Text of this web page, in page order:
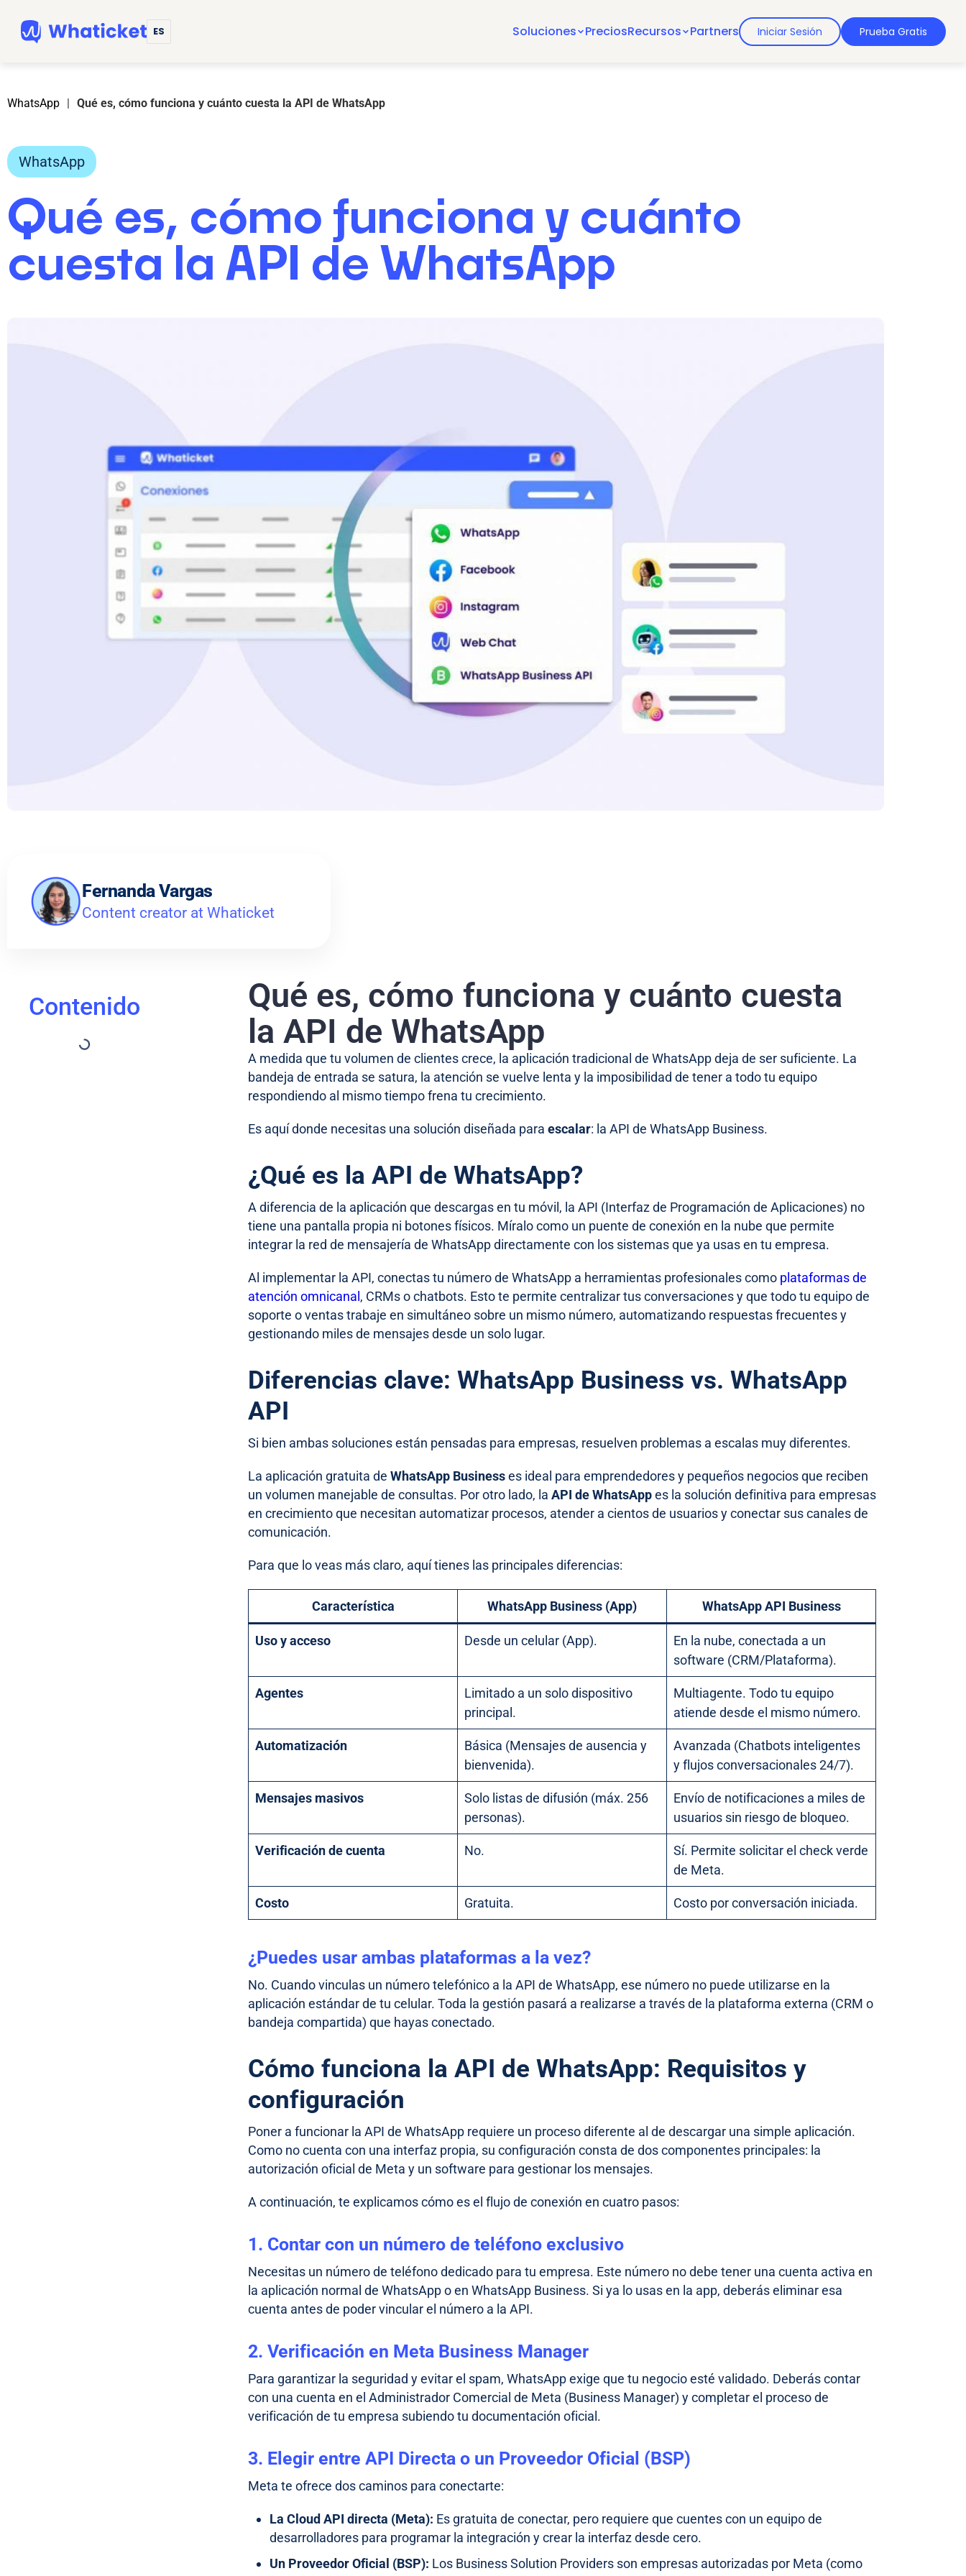
ES Soluciones PreciosRecursos Partners Iniciar Sesión Prueba Gratis
WhatsApp | Qué es, cómo funciona y cuánto cuesta la API de WhatsApp
WhatsApp
Qué es, cómo funciona y cuánto
cuesta la API de WhatsApp
Fernanda Vargas
Content creator at Whaticket
Contenido
Qué es, cómo funciona y cuánto cuesta
la API de WhatsApp
A medida que tu volumen de clientes crece, la aplicación tradicional de WhatsApp deja de ser suficiente. La
bandeja de entrada se satura, la atención se vuelve lenta y la imposibilidad de tener a todo tu equipo
respondiendo al mismo tiempo frena tu crecimiento.
Es aquí donde necesitas una solución diseñada paraescalar: la API de WhatsApp Business.
¿Qué es la API de WhatsApp?
A diferencia de la aplicación que descargas en tu móvil, la API (Interfaz de Programación de Aplicaciones) no
tiene una pantalla propia ni botones físicos. Míralo como un puente de conexión en la nube que permite
integrar la red de mensajería de WhatsApp directamente con los sistemas que ya usas en tu empresa.
Al implementar la API, conectas tu número de WhatsApp a herramientas profesionales como plataformas de
atención omnicanal , CRMs o chatbots. Esto te permite centralizar tus conversaciones y que todo tu equipo de
soporte o ventas trabaje en simultáneo sobre un mismo número, automatizando respuestas frecuentes y
gestionando miles de mensajes desde un solo lugar.
Diferencias clave: WhatsApp Business vs. WhatsApp
API
Si bien ambas soluciones están pensadas para empresas, resuelven problemas a escalas muy diferentes.
La aplicación gratuita deWhatsApp Businesses ideal para emprendedores y pequeños negocios que reciben
un volumen manejable de consultas. Por otro lado, laAPI de WhatsAppes la solución definitiva para empresas
en crecimiento que necesitan automatizar procesos, atender a cientos de usuarios y conectar sus canales de
comunicación.
Para que lo veas más claro, aquí tienes las principales diferencias:
Característica WhatsApp Business (App) WhatsApp API Business
Uso y acceso Desde un celular (App).
En la nube, conectada a un
software (CRM/Plataforma).
Agentes
Limitado a un solo dispositivo
principal.
Multiagente. Todo tu equipo
atiende desde el mismo número.
Automatización
Básica (Mensajes de ausencia y
bienvenida).
Avanzada (Chatbots inteligentes
y flujos conversacionales 24/7).
Mensajes masivos
Solo listas de difusión (máx. 256
personas).
Envío de notificaciones a miles de
usuarios sin riesgo de bloqueo.
Verificación de cuenta No.
Sí. Permite solicitar el check verde
de Meta.
Costo Gratuita. Costo por conversación iniciada.
¿Puedes usar ambas plataformas a la vez?
No. Cuando vinculas un número telefónico a la API de WhatsApp, ese número no puede utilizarse en la
aplicación estándar de tu celular. Toda la gestión pasará a realizarse a través de la plataforma externa (CRM o
bandeja compartida) que hayas conectado.
Cómo funciona la API de WhatsApp: Requisitos y
configuración
Poner a funcionar la API de WhatsApp requiere un proceso diferente al de descargar una simple aplicación.
Como no cuenta con una interfaz propia, su configuración consta de dos componentes principales: la
autorización oficial de Meta y un software para gestionar los mensajes.
A continuación, te explicamos cómo es el flujo de conexión en cuatro pasos:
1. Contar con un número de teléfono exclusivo
Necesitas un número de teléfono dedicado para tu empresa. Este número no debe tener una cuenta activa en
la aplicación normal de WhatsApp o en WhatsApp Business. Si ya lo usas en la app, deberás eliminar esa
cuenta antes de poder vincular el número a la API.
2. Verificación en Meta Business Manager
Para garantizar la seguridad y evitar el spam, WhatsApp exige que tu negocio esté validado. Deberás contar
con una cuenta en el Administrador Comercial de Meta (Business Manager) y completar el proceso de
verificación de tu empresa subiendo tu documentación oficial.
3. Elegir entre API Directa o un Proveedor Oficial (BSP)
Meta te ofrece dos caminos para conectarte:
La Cloud API directa (Meta): Es gratuita de conectar, pero requiere que cuentes con un equipo de
desarrolladores para programar la integración y crear la interfaz desde cero.
Un Proveedor Oficial (BSP): Los Business Solution Providers son empresas autorizadas por Meta (como